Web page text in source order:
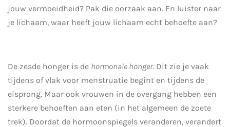
jouw vermoeidheid? Pak die oorzaak aan. En luister naar
je lichaam, waar heeft jouw lichaam echt behoefte aan?
De zesde honger is de hormonale honger. Dit zie je vaak
tijdens of vlak voor menstruatie begint en tijdens de
eisprong. Maar ook vrouwen in de overgang hebben een
sterkere behoeften aan eten (in het algemeen de zoete
trek). Doordat de hormoonspiegels veranderen, verandert